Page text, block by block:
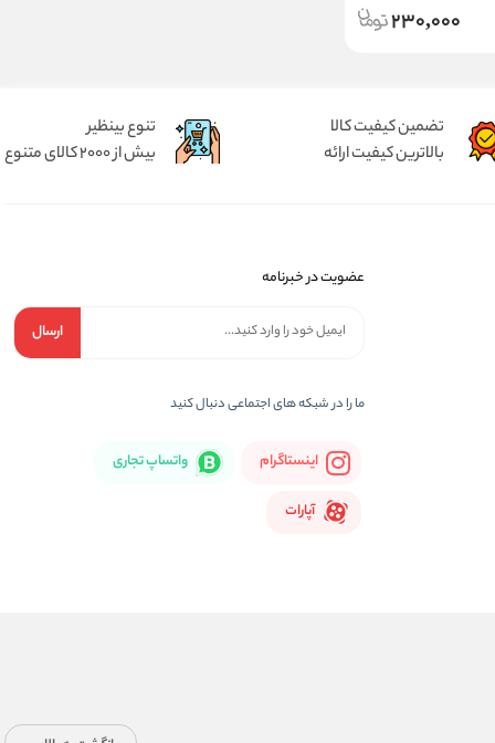
230,000
تضمین کیفیت کالا
بالاترین کیفیت ارائه
تنوع بینظیر
بیش از 2000 کالای متنوع
عضویت در خبرنامه
ارسال
ما را در شبكه های اجتماعی دنبال کنید
اینستاگرام واتساپ تجاری
آپارات